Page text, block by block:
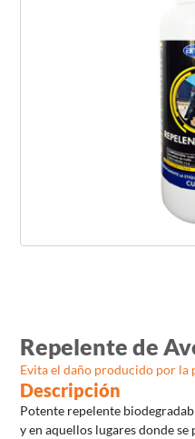
Repelente de
Evita el daño producido por la
Descripción
Potente repelente
y en aquellos lugares donde se